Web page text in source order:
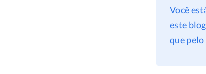
Você
este
que